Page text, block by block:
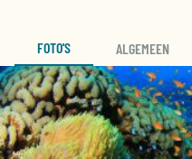
FOTO'S ALGEMEEN